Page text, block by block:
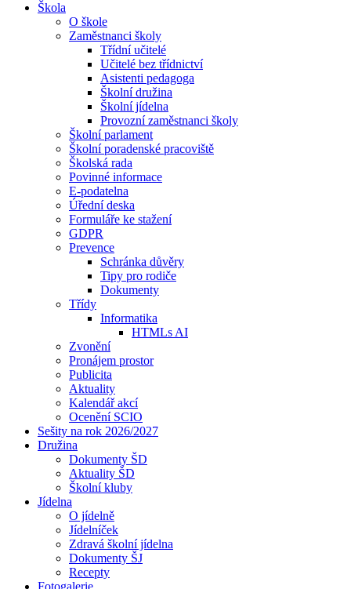
Škola
O škole
Zaměstnanci školy
Třídní učitelé
Učitelé bez třídnictví
Asistenti pedagoga
Školní družina
Školní jídelna
Provozní zaměstnanci školy
Školní parlament
Školní poradenské pracoviště
Školská rada
Povinné informace
E-podatelna
Úřední deska
Formuláře ke stažení
GDPR
Prevence
Schránka důvěry
Tipy pro rodiče
Dokumenty
Třídy
Informatika
HTMLs AI
Zvonění
Pronájem prostor
Publicita
Aktuality
Kalendář akcí
Ocenění SCIO
Sešity na rok 2026/2027
Družina
Dokumenty ŠD
Aktuality ŠD
Školní kluby
Jídelna
O jídelně
Jídelníček
Zdravá školní jídelna
Dokumenty ŠJ
Recepty
Fotogalerie